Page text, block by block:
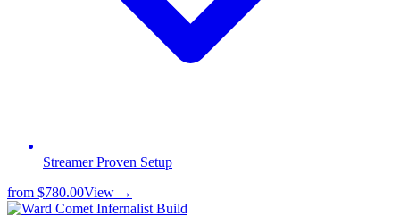
Streamer Proven Setup
from $780.00View →